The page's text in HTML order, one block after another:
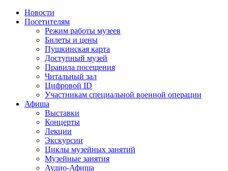
Новости
Посетителям
Режим работы музеев
Билеты и цены
Пушкинская карта
Доступный музей
Правила посещения
Читальный зал
Цифровой ID
Участникам специальной военной операции
Афиша
Выставки
Концерты
Лекции
Экскурсии
Циклы музейных занятий
Музейные занятия
Аудио-Афиша